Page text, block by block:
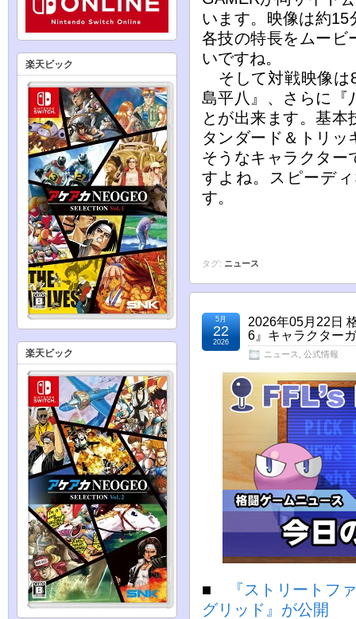
います。映像は約
各技の特長をムービ
いですね。
そして対戦映像は
島平八』、さらに『
とが出来ます。基
タンダード＆トリッ
そうなキャラクター
すよね。スピーデ
す。
タグ: ニュース
2026年05月22日
6』キャラクター
ニュース 公式情報
5月
22
2026
■
『ストリートフ
グリッド』が公開
楽天ビック
楽天ビック